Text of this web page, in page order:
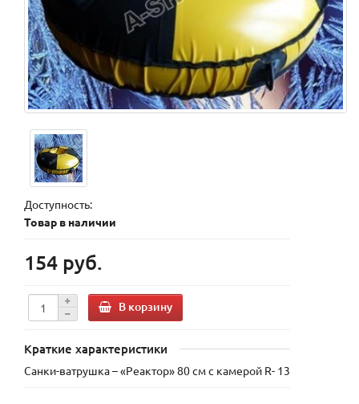
Доступность:
Товар в наличии
154 руб.
В корзину
Краткие характеристики
Санки-ватрушка – «Реактор» 80 см с камерой R- 13